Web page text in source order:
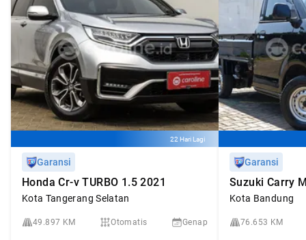
22 Hari Lagi
Garansi
Honda Cr-v TURBO 1.5 2021
Kota Tangerang Selatan
49.897 KM Otomatis Genap
Garansi
Kota Bandung
76.653 KM